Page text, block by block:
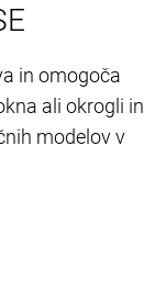
in omogoča
ali okrogli in
modelov v